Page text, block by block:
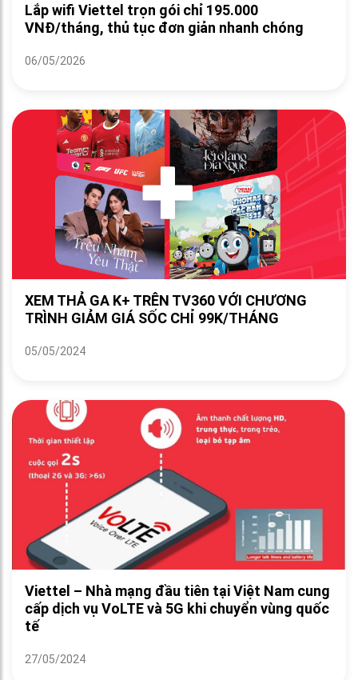
Lắp wifi Viettel trọn gói chỉ 195.000
VNĐ/tháng, thủ tục đơn giản nhanh chóng
06/05/2026
XEM THẢ GA K+ TRÊN TV360 VỚI CHƯƠNG
TRÌNH GIẢM GIÁ SỐC CHỈ 99K/THÁNG
05/05/2024
Viettel – Nhà mạng đầu tiên tại Việt Nam cung
cấp dịch vụ VoLTE và 5G khi chuyển vùng quốc
tế
27/05/2024